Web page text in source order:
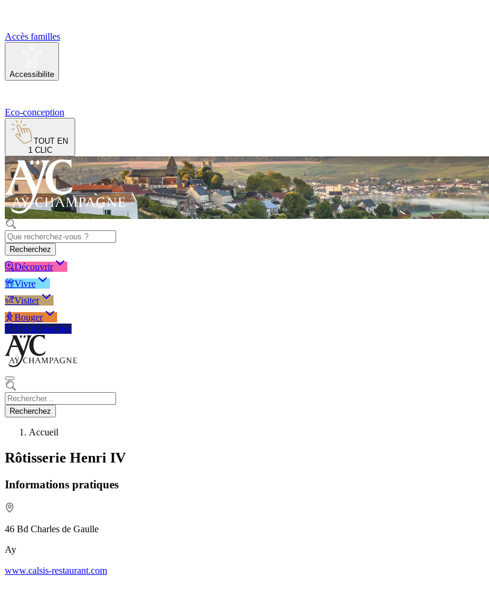
Accès familles
Accessibilite
Eco-conception
TOUT EN
1 CLIC
Recherchez
Découvrir
Vivre
Visiter
Bouger
Vos démarches
Recherchez
Accueil
Rôtisserie Henri IV
Informations pratiques
46 Bd Charles de Gaulle
Ay
www.calsis-restaurant.com